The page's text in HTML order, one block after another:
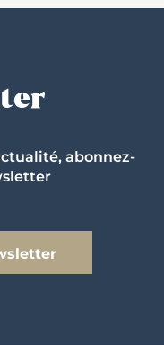
abonnez-